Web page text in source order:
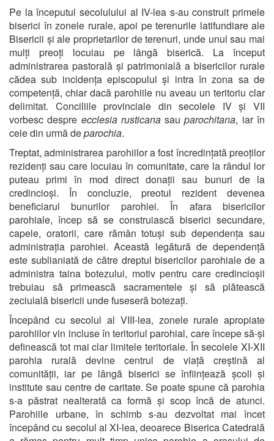
Pe la începutul secolulului al IV-lea s-au construit primele
biserici în zonele rurale, apoi pe terenurile latifundiare ale
Bisericii și ale proprietarilor de terenuri, unde unul sau mai
mulți preoți locuiau pe lângă biserică. La început
administrarea pastorală și patrimonială a bisericilor rurale
cădea sub incidența episcopului și intra în zona sa de
competență, chiar dacă parohiile nu aveau un teritoriu clar
delimitat. Conciliile provinciale din secolele IV și VII
vorbesc despre ecclesia rusticanasauparochitana, iar în
cele din urmă deparochia.
Treptat, administrarea parohiilor a fost încredințată preoților
rezidenți sau care locuiau în comunitate, care la rândul lor
puteau primi în mod direct donații sau bunuri de la
credincioși. În concluzie, preotul rezident devenea
beneficiarul bunurilor parohiei. În afara bisericilor
parohiale, încep să se construiască biserici secundare,
capele, oratorii, care rămân totuși sub dependența sau
administrația parohiei. Această legătură de dependență
este sublianiată de către dreptul bisericilor parohiale de a
administra taina botezului, motiv pentru care credincioșii
trebuiau să primească sacramentele și să plătească
zeciuială bisericii unde fuseseră botezați.
Începând cu secolul al VIII-lea, zonele rurale apropiate
parohiilor vin incluse în teritoriul parohial, care începe să-și
definească tot mai clar limitele teritoriale. În secolele XI-XII
parohia rurală devine centrul de viață creștină al
comunității, iar pe lângă biserici se înființează școli și
institute sau centre de caritate. Se poate spune că parohia
s-a păstrat nealterată ca formă și scop încă de atunci.
Parohiile urbane, în schimb s-au dezvoltat mai încet
începând cu secolul al XI-lea, deoarece Biserica Catedrală